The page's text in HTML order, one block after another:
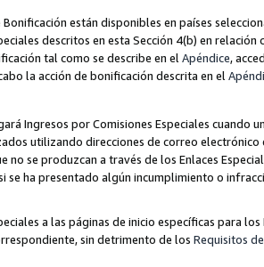
Bonificación están disponibles en países
descritos en esta Sección 4(b) en
tal como se describe en el Apéndice,
la acción de bonificación descrita en el
Ingresos por Comisiones Especiales
utilizando direcciones de correo
no se produzcan a través de los Enlaces
se ha presentado algún incumplimiento o
a las páginas de inicio específicas para
sin detrimento de los Requisitos